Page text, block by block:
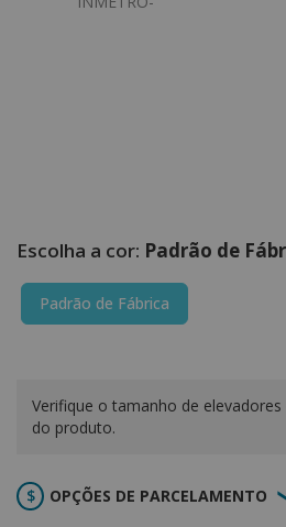
Padrão de
Padrão de Fábrica
Verifique o tamanho de
do produto.
OPÇÕES DE PARCELAMENTO